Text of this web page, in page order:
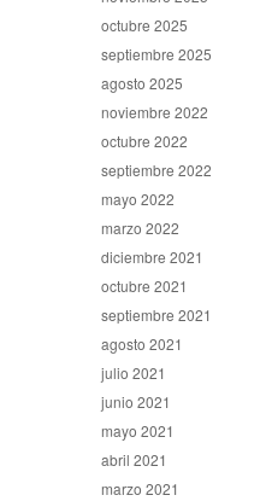
octubre 2025
septiembre 2025
agosto 2025
noviembre 2022
octubre 2022
septiembre 2022
mayo 2022
marzo 2022
diciembre 2021
octubre 2021
septiembre 2021
agosto 2021
julio 2021
junio 2021
mayo 2021
abril 2021
marzo 2021